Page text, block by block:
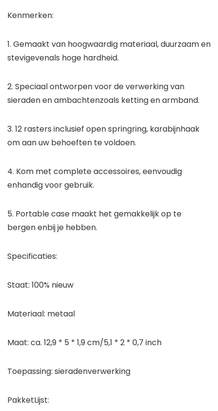
Kenmerken:
1. Gemaakt van hoogwaardig materiaal, duurzaam en
stevigevenals hoge hardheid.
2. Speciaal ontworpen voor de verwerking van
sieraden en ambachtenzoals ketting en armband.
3. 12 rasters inclusief open springring, karabijnhaak
om aan uw behoeften te voldoen.
4. Kom met complete accessoires, eenvoudig
enhandig voor gebruik.
5. Portable case maakt het gemakkelijk op te
bergen enbij je hebben.
Specificaties:
Staat: 100% nieuw
Materiaal: metaal
Maat: ca. 12,9 * 5 * 1,9 cm/5,1 * 2 * 0,7 inch
Toepassing: sieradenverwerking
PakketLijst: